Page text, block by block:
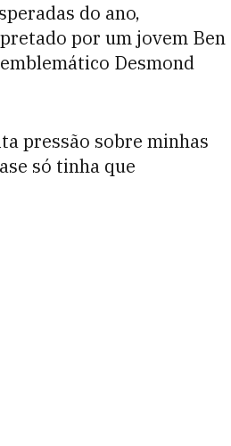
do ano,
por um jovem Ben
Desmond
pressão sobre minhas
só tinha que